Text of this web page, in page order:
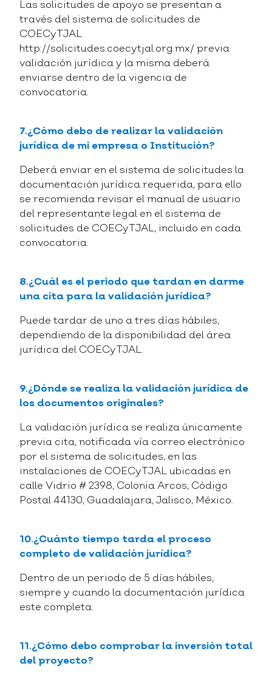
Las solicitudes de apoyo se presentan a
través del sistema de solicitudes de
COECyTJAL
http://solicitudes.coecytjal.org.mx/ previa
validación jurídica y la misma deberá
enviarse dentro de la vigencia de
convocatoria.
7.¿Cómo debo de realizar la validación
jurídica de mi empresa o Institución?
Deberá enviar en el sistema de solicitudes la
documentación jurídica requerida, para ello
se recomienda revisar el manual de usuario
del representante legal en el sistema de
solicitudes de COECyTJAL, incluido en cada
convocatoria.
8.¿Cuál es el periodo que tardan en darme
una cita para la validación jurídica?
Puede tardar de uno a tres días hábiles,
dependiendo de la disponibilidad del área
jurídica del COECyTJAL.
9.¿Dónde se realiza la validación jurídica de
los documentos originales?
La validación jurídica se realiza únicamente
previa cita, notificada vía correo electrónico
por el sistema de solicitudes, en las
instalaciones de COECyTJAL ubicadas en
calle Vidrio # 2398, Colonia Arcos, Código
Postal 44130, Guadalajara, Jalisco, México.
10.¿Cuánto tiempo tarda el proceso
completo de validación jurídica?
Dentro de un periodo de 5 días hábiles,
siempre y cuando la documentación jurídica
este completa.
11.¿Cómo debo comprobar la inversión total
del proyecto?